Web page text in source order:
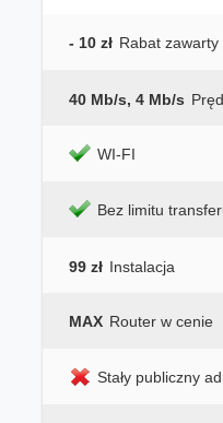
- 10 zł Rabat zawarty
40 Mb/s, 4 Mb/s
WI-FI
Bez limitu
99 zł Instalacja
MAX Router w cenie
Stały publiczny